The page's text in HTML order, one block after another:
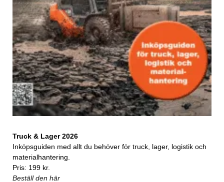
Truck & Lager 2026
Inköpsguiden med allt du behöver för truck, lager, logistik och
materialhantering.
Pris: 199 kr.
Beställ den här